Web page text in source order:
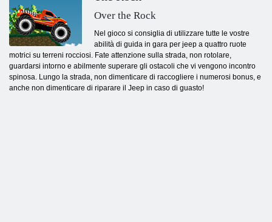
Over the Rock
Nel gioco si consiglia di utilizzare tutte le vostre
abilità di guida in gara per jeep a quattro ruote
motrici su terreni rocciosi. Fate attenzione sulla strada, non rotolare,
guardarsi intorno e abilmente superare gli ostacoli che vi vengono incontro
spinosa. Lungo la strada, non dimenticare di raccogliere i numerosi bonus, e
anche non dimenticare di riparare il Jeep in caso di guasto!